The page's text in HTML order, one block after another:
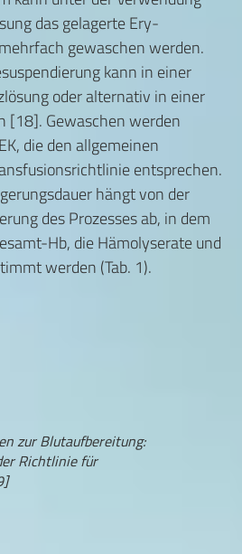
das gelagerte Ery­
gewaschen werden.
kann in einer
oder alternativ in einer
[18]. Gewaschen werden
die den allgemeinen
entsprechen.
hängt von der
des Prozesses ab, in dem
Hb, die Hämolyserate und
werden (Tab. 1).
zur Blutaufbereitung:
Richtlinie für